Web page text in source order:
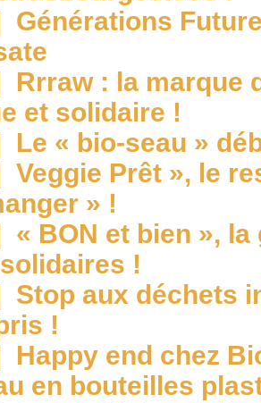
Générations
Rrraw : la marque
et solidaire !
Le « bio-seau »
Veggie Prêt », le
» !
« BON et bien »,
!
Stop aux déchets
!
Happy end chez
en bouteilles